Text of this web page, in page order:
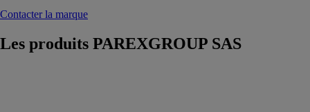
Contacter la marque
Les produits PAREXGROUP SAS